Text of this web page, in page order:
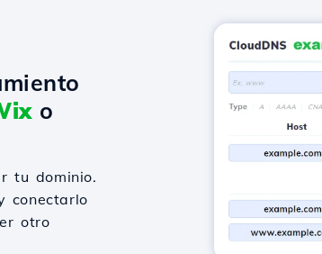
o
tu dominio.
conectarlo
otro